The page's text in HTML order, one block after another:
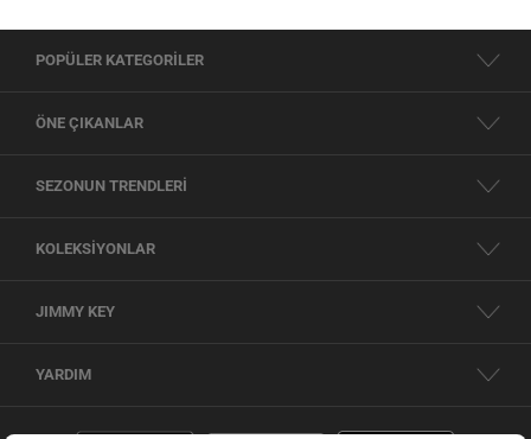
POPÜLER KATEGORİLER
ÖNE ÇIKANLAR
SEZONUN TRENDLERİ
KOLEKSİYONLAR
JIMMY KEY
YARDIM